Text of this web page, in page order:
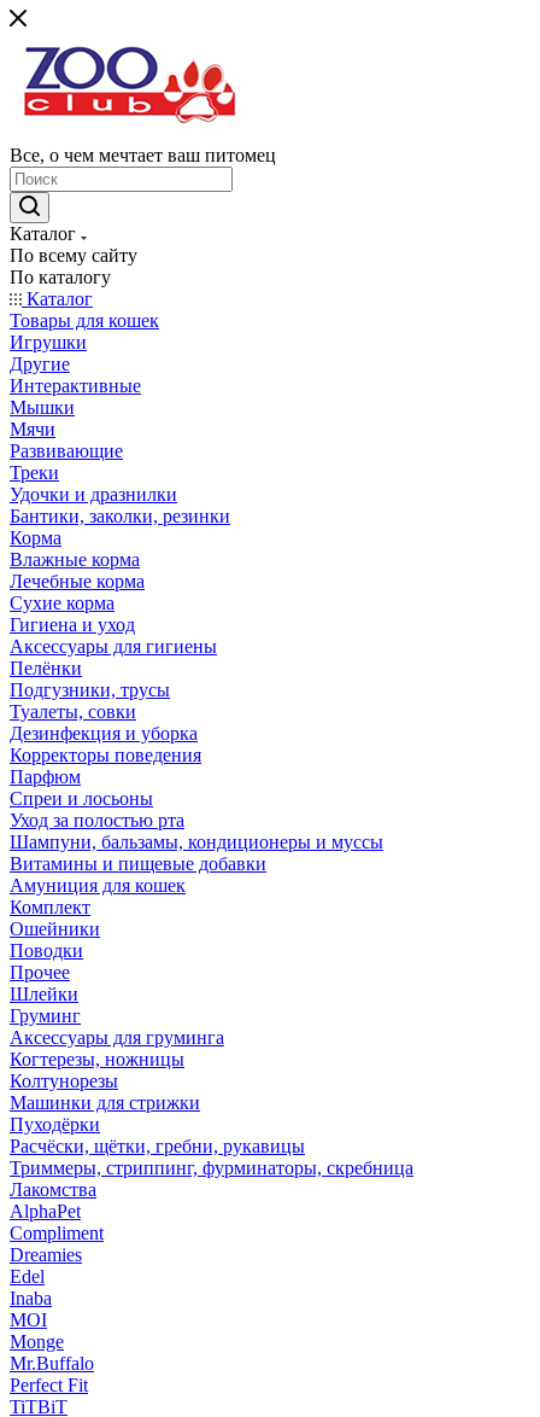
Все, о чем мечтает ваш питомец
Каталог
По всему сайту
По каталогу
Каталог
Товары для кошек
Игрушки
Другие
Интерактивные
Мышки
Мячи
Развивающие
Треки
Удочки и дразнилки
Бантики, заколки, резинки
Корма
Влажные корма
Лечебные корма
Сухие корма
Гигиена и уход
Аксессуары для гигиены
Пелёнки
Подгузники, трусы
Туалеты, совки
Дезинфекция и уборка
Корректоры поведения
Парфюм
Спреи и лосьоны
Уход за полостью рта
Шампуни, бальзамы, кондиционеры и муссы
Витамины и пищевые добавки
Амуниция для кошек
Комплект
Ошейники
Поводки
Прочее
Шлейки
Груминг
Аксессуары для груминга
Когтерезы, ножницы
Колтунорезы
Машинки для стрижки
Пуходёрки
Расчёски, щётки, гребни, рукавицы
Триммеры, стриппинг, фурминаторы, скребница
Лакомства
AlphaPet
Compliment
Dreamies
Edel
Inaba
MOI
Monge
Mr.Buffalo
Perfect Fit
TiTBiT